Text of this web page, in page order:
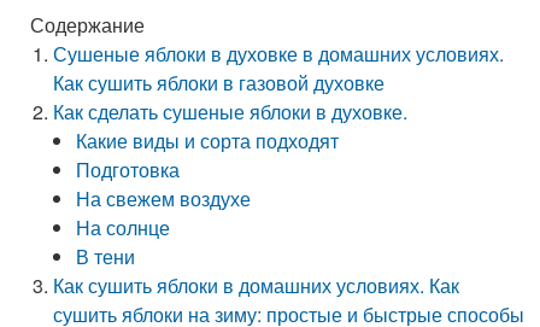
Содержание
Сушеные яблоки в духовке в домашних условиях.
Как сушить яблоки в газовой духовке
Как сделать сушеные яблоки в духовке.
Какие виды и сорта подходят
Подготовка
На свежем воздухе
На солнце
В тени
Как сушить яблоки в домашних условиях. Как
сушить яблоки на зиму: простые и быстрые способы